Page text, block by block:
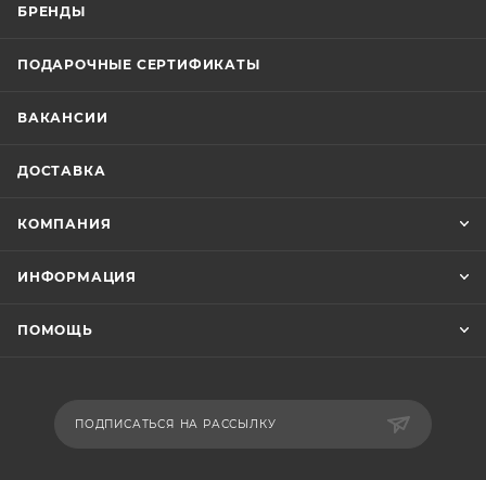
БРЕНДЫ
ПОДАРОЧНЫЕ СЕРТИФИКАТЫ
ВАКАНСИИ
ДОСТАВКА
КОМПАНИЯ
ИНФОРМАЦИЯ
ПОМОЩЬ
ПОДПИСАТЬСЯ НА РАССЫЛКУ